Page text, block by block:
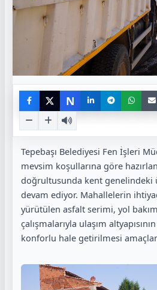
N
Tepebaşı Belediyesi Fen İşleri
mevsim koşullarına göre
doğrultusunda kent genelindeki
devam ediyor. Mahallelerin
yürütülen asfalt serimi, yol
çalışmalarıyla ulaşım
konforlu hale getirilmesi